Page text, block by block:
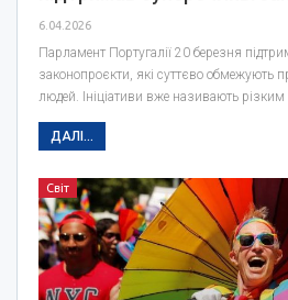
6.04.2026
Парламент Португалії 20 березня
законопроєкти, які суттєво обмежують
людей. Ініціативи вже називають різким
ДАЛІ...
Світ